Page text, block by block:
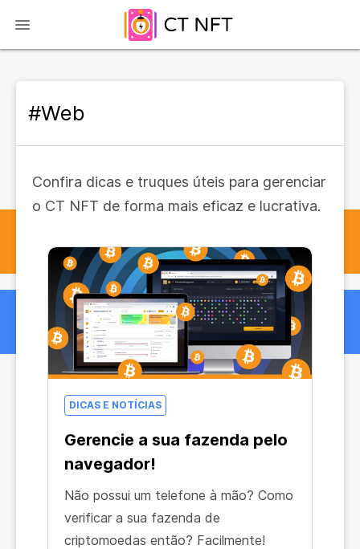
#Web
Confira dicas e truques úteis para gerenciar
o CT NFT de forma mais eficaz e lucrativa.
DICAS E NOTÍCIAS
Gerencie a sua fazenda pelo
navegador!
Não possui um telefone à mão? Como
verificar a sua fazenda de
criptomoedas então? Facilmente!